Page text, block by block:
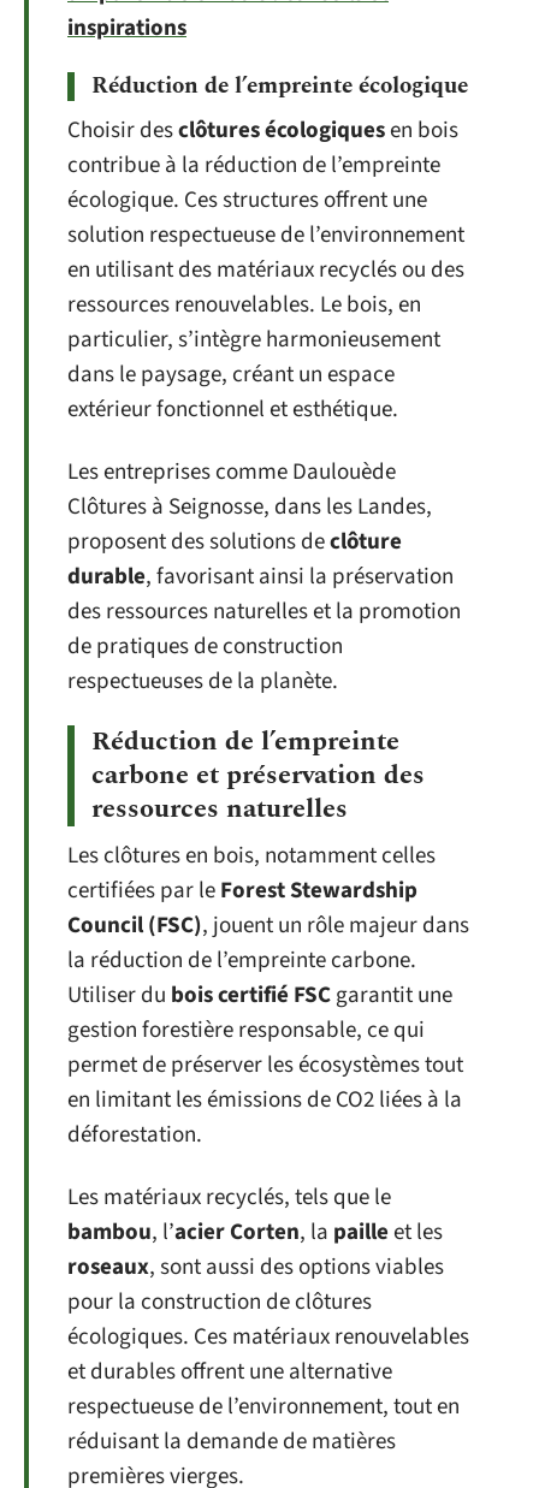
inspirations
Réduction de l’empreinte écologique
Choisir desclôtures écologiquesen bois
contribue à la réduction de l’empreinte
écologique. Ces structures offrent une
solution respectueuse de l’environnement
en utilisant des matériaux recyclés ou des
ressources renouvelables. Le bois, en
particulier, s’intègre harmonieusement
dans le paysage, créant un espace
extérieur fonctionnel et esthétique.
Les entreprises comme Daulouède
Clôtures à Seignosse, dans les Landes,
proposent des solutions declôture
durable, favorisant ainsi la préservation
des ressources naturelles et la promotion
de pratiques de construction
respectueuses de la planète.
Réduction de l’empreinte
carbone et préservation des
ressources naturelles
Les clôtures en bois, notamment celles
certifiées par leForest Stewardship
Council (FSC), jouent un rôle majeur dans
la réduction de l’empreinte carbone.
Utiliser du bois certifié FSCgarantit une
gestion forestière responsable, ce qui
permet de préserver les écosystèmes tout
en limitant les émissions de CO2 liées à la
déforestation.
Les matériaux recyclés, tels que le
bambou, l’acier Corten, la pailleet les
roseaux, sont aussi des options viables
pour la construction de clôtures
écologiques. Ces matériaux renouvelables
et durables offrent une alternative
respectueuse de l’environnement, tout en
réduisant la demande de matières
premières vierges.